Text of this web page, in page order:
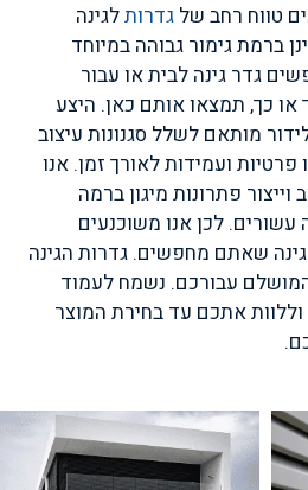
טווח רחב של גדרותלגינה
ברמת גימור גבוהה במיוחד
גדר גינה לבית או עבור
כך, תמצאו אותם כאן. היצע
מותאם לשלל סגנונות עיצוב
פרטיות ועמידות לאורך זמן. אנו
וייצור פתרונות מיגון ברמה
לכן אנו משוכנעים
שאתם מחפשים. גדרות הגינה
עבורכם. נשמח לעמוד
אתכם עד בחירת המוצר